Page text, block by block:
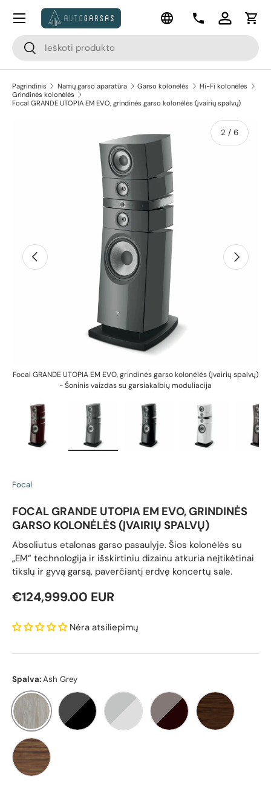
Pereiti prie turinio
Paieška
Paieška
Kalba
KontaktaiPrisijungti
Meniu
Pagrindinis Namų garso aparatūra Garso kolonėlės
Hi-Fi kolonėlės
Grindinės kolonėlės
Focal GRANDE UTOPIA EM EVO, grindinės garso kolonėlės (įvairių spalvų)
Pereiti prie prekės informacijos
Focal GRANDE UTOPIA EM EVO, grindinės garso kolonėlės (įvairių spalvų)
- Šoninis vaizdas su garsiakalbių moduliacija
Ankstesnis
2 / apie
6
Kitas
Focal
FOCAL GRANDE UTOPIA EM EVO, GRINDINĖS
GARSO KOLONĖLĖS (ĮVAIRIŲ SPALVŲ)
Absoliutus etalonas garso pasaulyje. Šios kolonėlės su
„EM“ technologija ir išskirtiniu dizainu atkuria neįtikėtinai
tikslų ir gyvą garsą, paverčiantį erdvę koncertų sale.
Reguliari kaina
€124,999.00 EUR
Nėra atsiliepimų
Spalva:Ash Grey
Ash Grey Black LacquerWhite CarraraHot ChocolateDark Walnut
Natural Walnut